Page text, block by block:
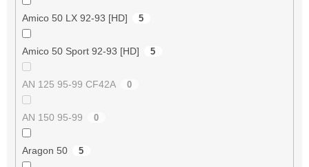
Amico 50 LX 92-93 [HD] 5
Amico 50 Sport 92-93 [HD] 5
AN 125 95-99 CF42A 0
AN 150 95-99 0
Aragon 50 5